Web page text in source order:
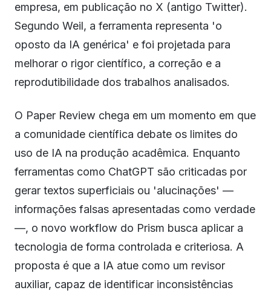
empresa, em publicação no X (antigo Twitter).
Segundo Weil, a ferramenta representa 'o
oposto da IA genérica' e foi projetada para
melhorar o rigor científico, a correção e a
reprodutibilidade dos trabalhos analisados.
O Paper Review chega em um momento em que
a comunidade científica debate os limites do
uso de IA na produção acadêmica. Enquanto
ferramentas como ChatGPT são criticadas por
gerar textos superficiais ou 'alucinações' —
informações falsas apresentadas como verdade
—, o novo workflow do Prism busca aplicar a
tecnologia de forma controlada e criteriosa. A
proposta é que a IA atue como um revisor
auxiliar, capaz de identificar inconsistências